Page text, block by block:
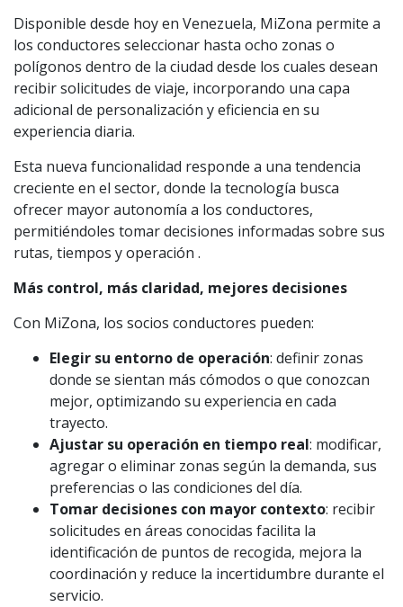
Disponible desde hoy en Venezuela, MiZona permite a
los conductores seleccionar hasta ocho zonas o
polígonos dentro de la ciudad desde los cuales desean
recibir solicitudes de viaje, incorporando una capa
adicional de personalización y eficiencia en su
experiencia diaria.
Esta nueva funcionalidad responde a una tendencia
creciente en el sector, donde la tecnología busca
ofrecer mayor autonomía a los conductores,
permitiéndoles tomar decisiones informadas sobre sus
rutas, tiempos y operación .
Más control, más claridad, mejores decisiones
Con MiZona, los socios conductores pueden:
Elegir su entorno de operación: definir zonas
donde se sientan más cómodos o que conozcan
mejor, optimizando su experiencia en cada
trayecto.
Ajustar su operación en tiempo real: modificar,
agregar o eliminar zonas según la demanda, sus
preferencias o las condiciones del día.
Tomar decisiones con mayor contexto: recibir
solicitudes en áreas conocidas facilita la
identificación de puntos de recogida, mejora la
coordinación y reduce la incertidumbre durante el
servicio.